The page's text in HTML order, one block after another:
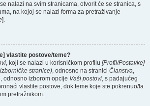
nalazi na svim stranicama, otvorit će se stranica, s
na kojoj se nalazi forma za pretraživanje
].
vlastite postove/teme?
, koji se nalazi u korisničkom profilu [Profil/Postavke]
stranice), odnosno na stranici Članstva,
odnosno izborom opcije Vaši postovi, s padajućeg
vlastite postove, dok teme koje ste pokrenuo/la
pretražnikom.